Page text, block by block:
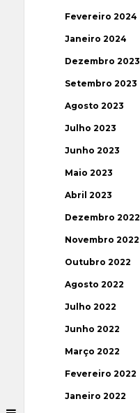
Fevereiro 2024
Janeiro 2024
Dezembro 2023
Setembro 2023
Agosto 2023
Julho 2023
Junho 2023
Maio 2023
Abril 2023
Dezembro 2022
Novembro 2022
Outubro 2022
Agosto 2022
Julho 2022
Junho 2022
Março 2022
Fevereiro 2022
Janeiro 2022